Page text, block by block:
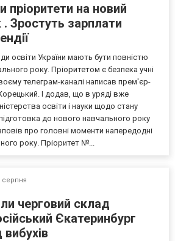
пріоритети на новий
. Зростуть зарплати
освіти України мають бути повністю
року. Пріоритетом є безпека учні
телеграм-каналі написав прем'єр-
Корецький. І додав, що в уряді вже
освіти і науки щодо стану
до нового навчального року
про головні моменти напередодні
року. Пріоритет №...
серпня
черговий склад
Єкатеринбург